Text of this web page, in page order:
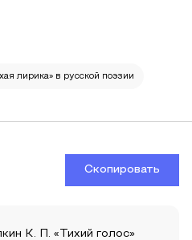
лирика» в русской поэзии
Скопировать
К. П. «Тихий голос»